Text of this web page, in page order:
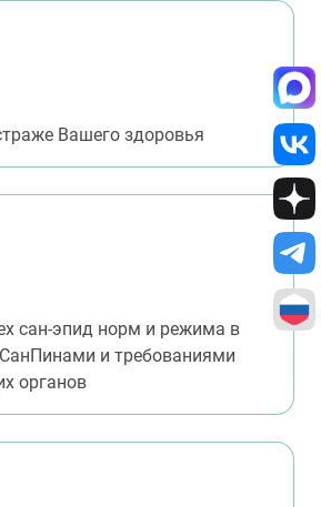
Вашего здоровья
сан-эпид норм и режима в
СанПинами и требованиями
органов